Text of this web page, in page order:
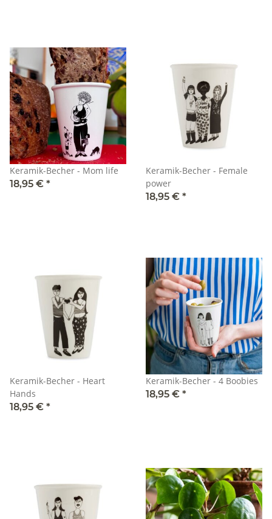
Keramik-Becher - Mom life
18,95 € *
Keramik-Becher - Female
power
18,95 € *
Keramik-Becher - Heart
Hands
18,95 € *
Keramik-Becher - 4 Boobies
18,95 € *